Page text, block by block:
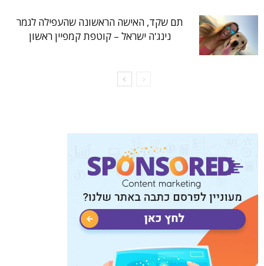
תם שקד, האישה הראשונה שהעפילה לגמר
נינג'ה ישראל – קוטפת קמפיין ראשון